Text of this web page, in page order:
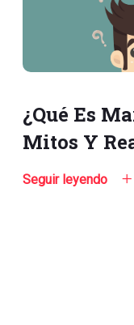
¿Qué Es
Mitos Y
Seguir leyendo